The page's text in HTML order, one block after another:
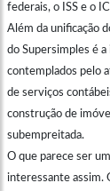
federais, o ISS e o
Além da unificação
do Supersimples é
contemplados pelo
de serviços
construção de
subempreitada.
O que parece ser
interessante assim.